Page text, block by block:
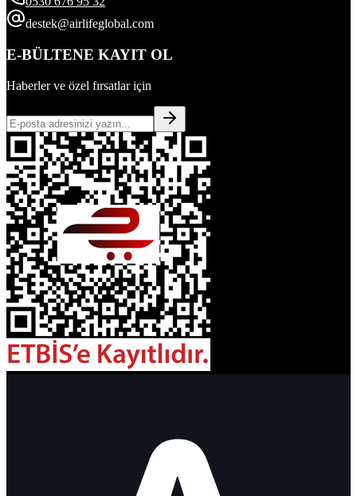
destek@airlifeglobal.com
E-BÜLTENE KAYIT OL
Haberler ve özel fırsatlar için